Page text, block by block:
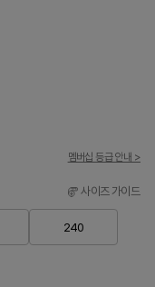
멤버십 등급 안내 >
사이즈 가이드
240